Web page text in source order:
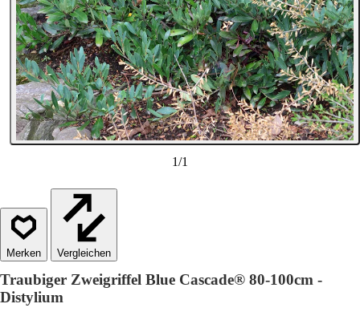
1/1
Vergleichen
Traubiger Zweigriffel Blue Cascade® 80-100cm -
Distylium